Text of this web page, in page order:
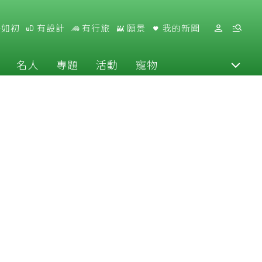
初 有設計 有行旅 願景 我的新聞
名人 專題 活動 寵物